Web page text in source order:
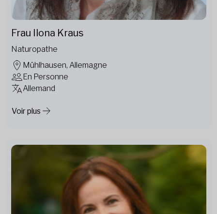
Frau Ilona Kraus
Naturopathe
Mühlhausen, Allemagne
En Personne
Allemand
Voir plus